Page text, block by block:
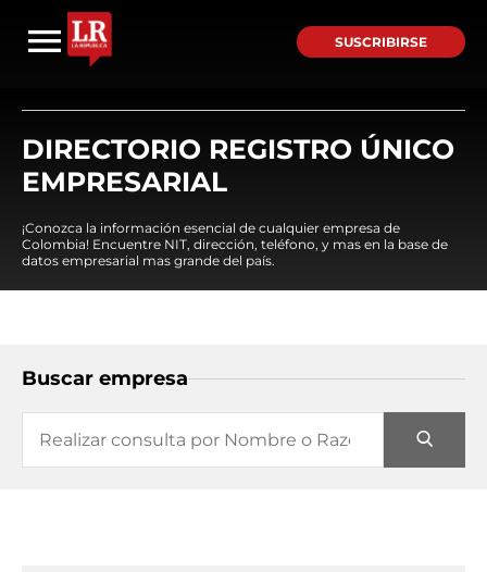
SUSCRIBIRSE
DIRECTORIO REGISTRO ÚNICO
EMPRESARIAL
¡Conozca la información esencial de cualquier empresa de
Colombia! Encuentre NIT, dirección, teléfono, y mas en la base de
datos empresarial mas grande del país.
Buscar empresa